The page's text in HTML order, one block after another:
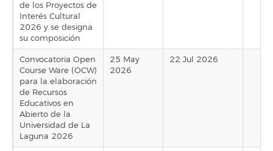
de los Proyectos de
Interés Cultural
2026 y se designa
su composición
Convocatoria Open
Course Ware (OCW)
para la elaboración
de Recursos
Educativos en
Abierto de la
Universidad de La
Laguna 2026
25 May
2026
22 Jul 2026